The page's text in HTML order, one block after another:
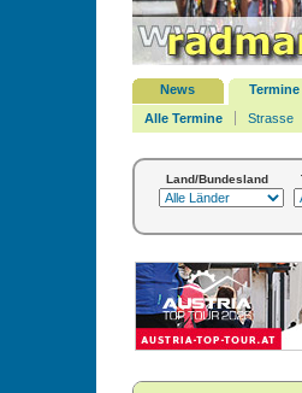
News Termine
Alle Termine
Strasse
Land/Bundesland